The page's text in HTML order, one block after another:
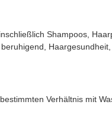
Shampoos,
Verhältnis mit